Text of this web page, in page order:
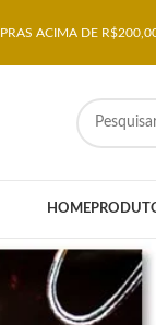
ACIMA DE
HOME